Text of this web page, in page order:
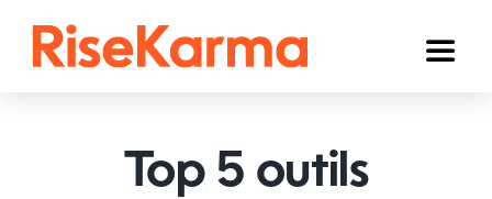
Toggle
Top 5 outils